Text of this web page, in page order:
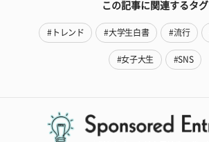
この記事に関連するタグ
#トレンド #大学生白書 #流行
#女子大生 #SNS